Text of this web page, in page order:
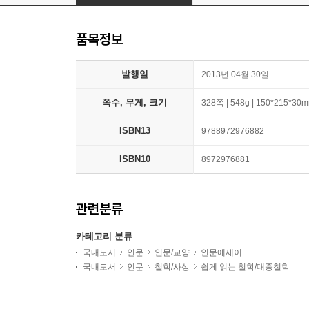
품목정보
발행일 2013년 04월 30일
쪽수, 무게, 크기 328쪽 | 548g |
ISBN13 9788972976882
ISBN10 8972976881
관련분류
카테고리 분류
국내도서 인문 인문/교양
인문에세이
국내도서
인문 철학/사상 쉽게 읽는 철학/대중철학